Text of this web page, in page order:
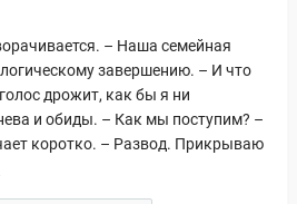
– Наша семейная
завершению. – И что
дрожит, как бы я ни
и обиды. – Как мы поступим? –
коротко. – Развод. Прикрываю